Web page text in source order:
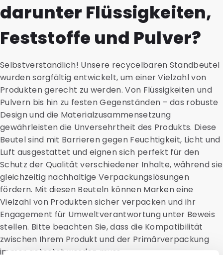
darunter Flüssigkeiten,
Feststoffe und Pulver?
Selbstverständlich! Unsere recycelbaren Standbeutel
wurden sorgfältig entwickelt, um einer Vielzahl von
Produkten gerecht zu werden. Von Flüssigkeiten und
Pulvern bis hin zu festen Gegenständen – das robuste
Design und die Materialzusammensetzung
gewährleisten die Unversehrtheit des Produkts. Diese
Beutel sind mit Barrieren gegen Feuchtigkeit, Licht und
Luft ausgestattet und eignen sich perfekt für den
Schutz der Qualität verschiedener Inhalte, während sie
gleichzeitig nachhaltige Verpackungslösungen
fördern. Mit diesen Beuteln können Marken eine
Vielzahl von Produkten sicher verpacken und ihr
Engagement für Umweltverantwortung unter Beweis
stellen. Bitte beachten Sie, dass die Kompatibilität
zwischen Ihrem Produkt und der Primärverpackung
immer getestet werden muss.